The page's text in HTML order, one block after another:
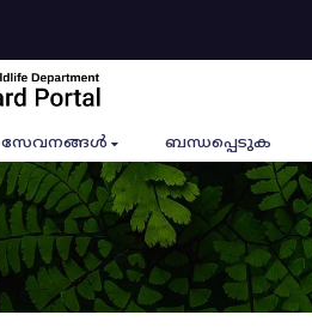
സേവനങ്ങൾ ബന്ധപ്പെടുക